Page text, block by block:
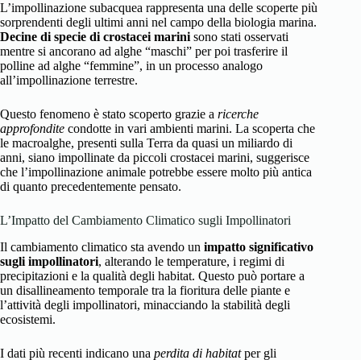
L’impollinazione subacquea rappresenta una delle scoperte più
sorprendenti degli ultimi anni nel campo della biologia marina.
Decine di specie di crostacei marinisono stati osservati
mentre si ancorano ad alghe “maschi” per poi trasferire il
polline ad alghe “femmine”, in un processo analogo
all’impollinazione terrestre.
Questo fenomeno è stato scoperto grazie a ricerche
approfondite condotte in vari ambienti marini. La scoperta che
le macroalghe, presenti sulla Terra da quasi un miliardo di
anni, siano impollinate da piccoli crostacei marini, suggerisce
che l’impollinazione animale potrebbe essere molto più antica
di quanto precedentemente pensato.
L’Impatto del Cambiamento Climatico sugli Impollinatori
Il cambiamento climatico sta avendo un impatto significativo
sugli impollinatori, alterando le temperature, i regimi di
precipitazioni e la qualità degli habitat. Questo può portare a
un disallineamento temporale tra la fioritura delle piante e
l’attività degli impollinatori, minacciando la stabilità degli
ecosistemi.
I dati più recenti indicano una perdita di habitatper gli